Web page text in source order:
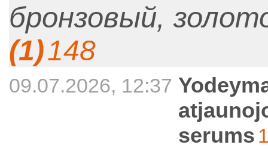
бронзовый,
(1)148
09.07.2026, 12:37
serums